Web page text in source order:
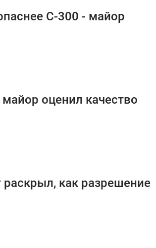
С-300 - майор
оценил качество
раскрыл, как разрешение